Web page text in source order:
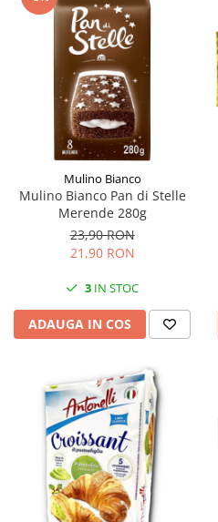
Mulino Bianco
Mulino Bianco Pan di Stelle
Merende 280g
23,90 RON
21,90 RON
3 IN STOC
ADAUGA IN COS